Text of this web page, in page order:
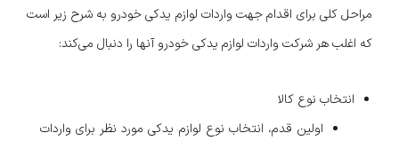
مراحل کلی برای اقدام جهت واردات لوازم یدکی خودرو به شرح زیر است
که اغلب هر شرکت واردات لوازم یدکی خودرو آنها را دنبال می‌کند:
انتخاب نوع کالا
اولین قدم، انتخاب نوع لوازم یدکی مورد نظر برای واردات